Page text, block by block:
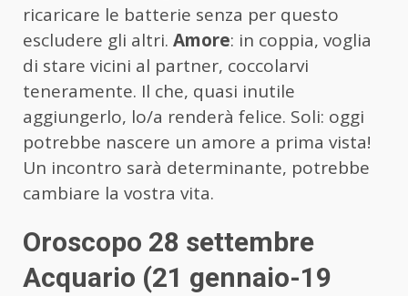
ricaricare le batterie senza per questo
escludere gli altri. Amore: in coppia, voglia
di stare vicini al partner, coccolarvi
teneramente. Il che, quasi inutile
aggiungerlo, lo/a renderà felice. Soli: oggi
potrebbe nascere un amore a prima vista!
Un incontro sarà determinante, potrebbe
cambiare la vostra vita.
Oroscopo 28 settembre
Acquario (21 gennaio-19